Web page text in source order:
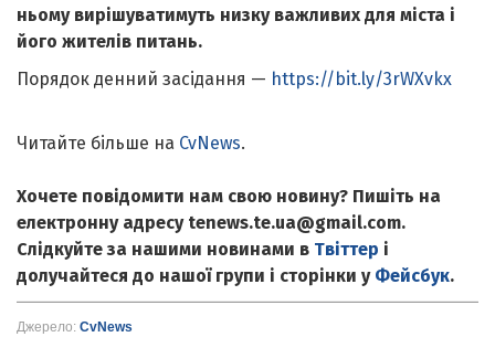
ньому вирішуватимуть низку важливих для міста і
його жителів питань.
Порядок денний засідання — https://bit.ly/3rWXvkx
Читайте більше на CvNews.
Хочете повідомити нам свою новину? Пишіть на
електронну адресу tenews.te.ua@gmail.com.
Слідкуйте за нашими новинами в Твіттер і
долучайтеся до нашої групи і сторінки у Фейсбук.
Джерело: CvNews